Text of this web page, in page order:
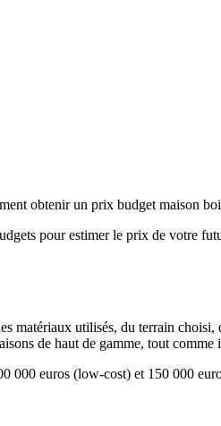
obtenir un prix budget maison
pour estimer le prix de votre
matériaux utilisés, du terrain
de haut de gamme, tout
euros (low-cost) et 150 000